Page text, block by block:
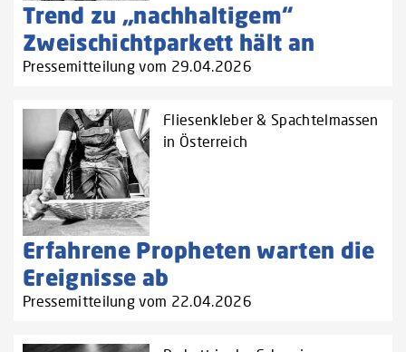
Trend zu „nachhaltigem“
Zweischichtparkett hält an
Pressemitteilung vom 29.04.2026
Fliesenkleber & Spachtelmassen
in Österreich
Erfahrene Propheten warten die
Ereignisse ab
Pressemitteilung vom 22.04.2026